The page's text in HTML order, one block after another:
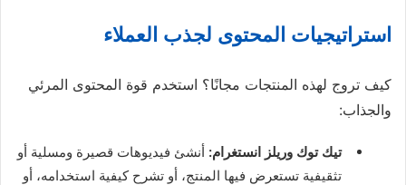
استراتيجيات المحتوى لجذب العملاء
كيف تروج لهذه المنتجات مجانًا؟ استخدم قوة المحتوى المرئي
والجذاب:
تيك توك وريلز انستغرام: أنشئ فيديوهات قصيرة ومسلية أو
تثقيفية تستعرض فيها المنتج، أو تشرح كيفية استخدامه، أو